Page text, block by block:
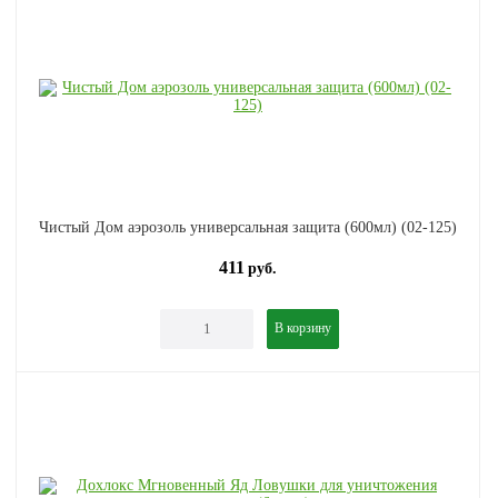
Чистый Дом аэрозоль универсальная защита (600мл) (02-125)
411 руб.
В корзину